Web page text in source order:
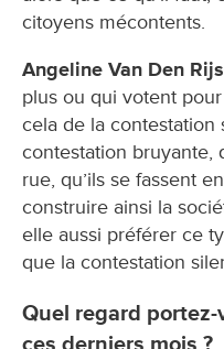
citoyens mécontents.
Angeline Van Den
plus ou qui votent
cela de la contestation
contestation bruyante,
rue, qu’ils se fassent
construire ainsi la
elle aussi préférer ce
que la contestation
Quel regard